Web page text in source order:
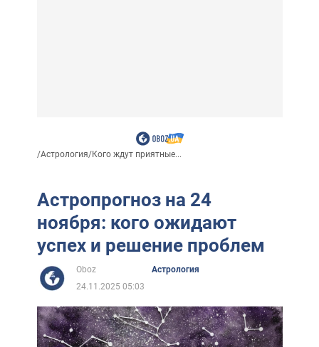
/Астрология/Кого ждут приятные...
Астропрогноз на 24
ноября: кого ожидают
успех и решение проблем
Oboz
Астрология
24.11.2025 05:03